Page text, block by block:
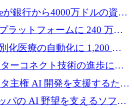
めに 700 万ポンドを獲得
が銀行から4000万ドルの資金
ドルを突破
ラットフォームに 240 万ド
化医療の自動化に 1,200 万
ーコネクト技術の進歩に向
のプレシードラウンドを終了
タ主権 AI 開発を支援するため
調達
パの AI 野望を支えるソフト